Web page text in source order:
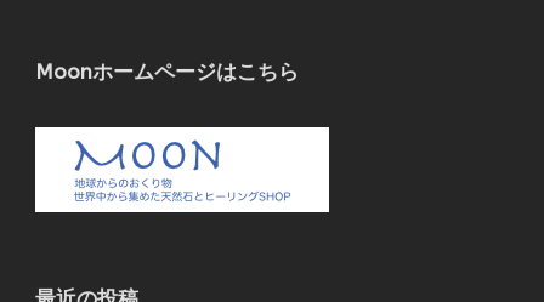
Moonホームページはこちら